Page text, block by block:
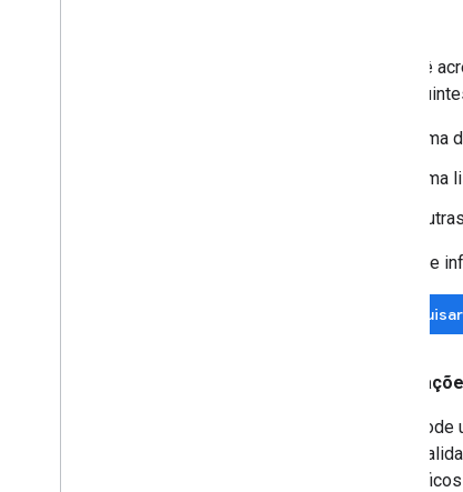
Se você
as
Antes de
Você